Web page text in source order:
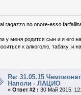
ragazzo no onore-esso
у меня родится сын и я его
к алкоголю, табаку, и
Re: 31.05.15
Наполи - ЛАЦИО
«Ответ #2 : 30 Май 2015,